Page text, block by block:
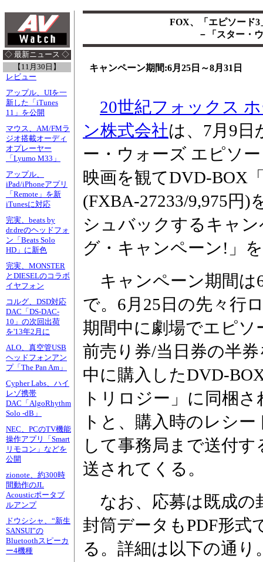
◇ 最新ニュース ◇
【11月30日】
レビュー
アップル、UIを一
新した「iTunes
11」を公開
マウス、AM/FMラ
ジオ搭載オーディ
オプレーヤー
「Lyumo M33」
アップル、
iPad/iPhoneアプリ
「Remote」を新
iTunesに対応
完実、beats by
dr.dreのヘッドフォ
ン「Beats Solo
HD」に新色
完実、MONSTER
とDIESELのコラボ
イヤフォン
コルグ、DSD対応
DAC「DS-DAC-
10」の次回出荷
を'13年2月に
ALO、真空管USB
ヘッドフォンアン
プ「The Pan Am」
Cypher Labs、ハイ
レゾ携帯
DAC「AlgoRhythm
Solo -dB」
NEC、PCのTV機能
操作アプリ「Smart
リモコン」などを
公開
zionote、約300時
間動作のJL
Acousticポータブ
ルアンプ
ドウシシャ、“新生
SANSUI”の
Bluetoothスピーカ
ー4機種
FOX、「エピソード
－「スター・
キャンペーン期間:6月25日～8月31日
20世紀フォックス
ン株式会社は、7月9日
ー・ウォーズ エピソ
映画を観てDVD-BOX
(FXBA-27233/9,975円)
シュバックするキャ
グ・キャンペーン!」
キャンペーン期間は
で。6月25日の先々行
期間中に劇場でエピソ
前売り券/当日券の半
中に購入したDVD-
トリロジー」に同梱
トと、購入時のレシ
して事務局まで送付
送されてくる。
なお、応募は既成の
封筒データもPDF形式
る。詳細は以下の通